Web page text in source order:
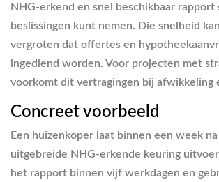
NHG-erkend en snel beschikbaar rapport
beslissingen kunt nemen. Die snelheid
vergroten dat offertes en
ingediend worden. Voor projecten met
voorkomt dit vertragingen bij afwikkeling
Concreet voorbeeld
Een huizenkoper laat binnen een week
uitgebreide NHG-erkende keuring
het rapport binnen vijf werkdagen en